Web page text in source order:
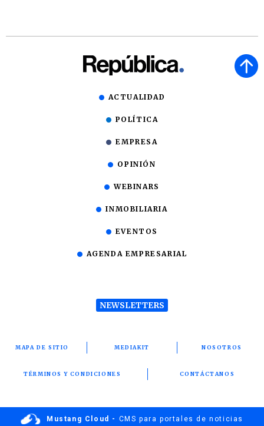
ACTUALIDAD
POLÍTICA
EMPRESA
OPINIÓN
WEBINARS
INMOBILIARIA
EVENTOS
AGENDA EMPRESARIAL
NEWSLETTERS
MAPA DE SITIO MEDIAKIT NOSOTROS
TÉRMINOS Y CONDICIONES CONTÁCTANOS
Mustang Cloud - CMS para portales de noticias